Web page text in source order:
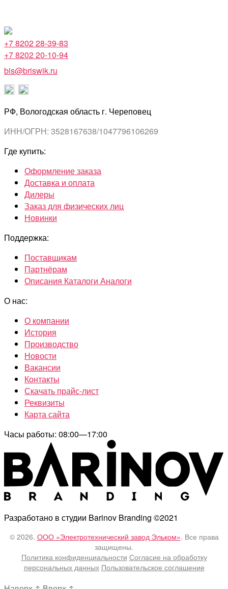
+7 8202 28-39-83
+7 8202 20-10-94
bis@briswik.ru
РФ, Вологодская область г. Череповец
ИНН/ОГРН: 3528167638/1047796106269
Где купить:
Оформление заказа
Доставка и оплата
Дилеры
Заказ для физических лиц
Новинки
Поддержка:
Поставщикам
Партнёрам
Описания Каталоги Аналоги
О нас:
О компании
История
Производство
Новости
Вакансии
Контакты
Скачать прайс-лист
Реквизиты
Карта сайта
Часы работы: 08:00—17:00
Разработано в студии Barinov Branding ©2021
© 2026. ООО «Электротехнический завод Эльком». Все права
защищены.
Политика конфиденциальности Согласие на обработку
персональных данных Пользовательское соглашение